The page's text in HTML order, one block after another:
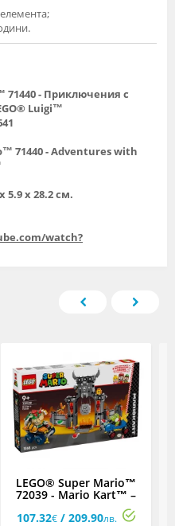
71440 - Приключения с
Luigi™
71440 - Adventures with
5.9 х 28.2 см.
watch?
LEGO® Super Mario™
72039 - Mario Kart™ –
Замъкът на Bowser
107.32€/ 209.90лв.